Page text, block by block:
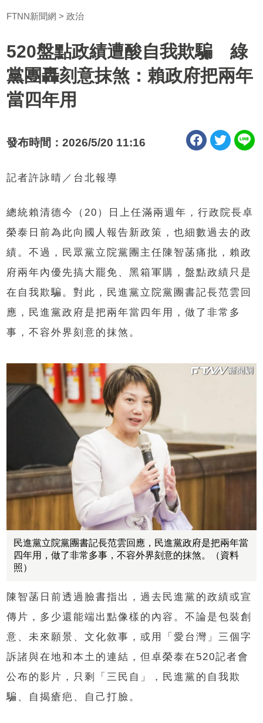
FTNN新聞網 政治
520盤點政績遭酸自我欺騙 綠
黨團轟刻意抹煞：賴政府把兩年
當四年用
發布時間：2026/5/20 11:16
記者許詠晴／台北報導
總統賴清德今（20）日上任滿兩週年，行政院長卓
榮泰日前為此向國人報告新政策，也細數過去的政
績。不過，民眾黨立院黨團主任陳智菡痛批，賴政
府兩年內優先搞大罷免、黑箱軍購，盤點政績只是
在自我欺騙。對此，民進黨立院黨團書記長范雲回
應，民進黨政府是把兩年當四年用，做了非常多
事，不容外界刻意的抹煞。
民進黨立院黨團書記長范雲回應，民進黨政府是把兩年當
四年用，做了非常多事，不容外界刻意的抹煞。（資料
照）
陳智菡日前透過臉書指出，過去民進黨的政績或宣
傳片，多少還能端出點像樣的內容。不論是包裝創
意、未來願景、文化敘事，或用「愛台灣」三個字
訴諸與在地和本土的連結，但卓榮泰在520記者會
公布的影片，只剩「三民自」，民進黨的自我欺
騙、自揭瘡疤、自己打臉。